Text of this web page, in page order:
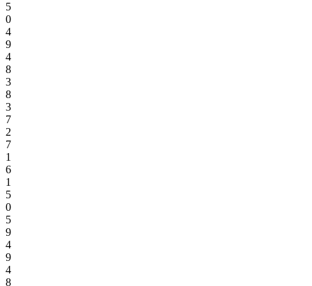
5
0
4
9
4
8
3
8
3
7
2
7
1
6
1
5
0
5
9
4
9
4
8